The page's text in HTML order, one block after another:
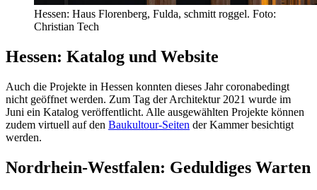
Hessen: Haus Florenberg, Fulda, schmitt roggel. Foto:
Christian Tech
Hessen: Katalog und Website
Auch die Projekte in Hessen konnten dieses Jahr coronabedingt
nicht geöffnet werden. Zum Tag der Architektur 2021 wurde im
Juni ein Katalog veröffentlicht. Alle ausgewählten Projekte können
zudem virtuell auf den Baukultour-Seiten der Kammer besichtigt
werden.
Nordrhein-Westfalen: Geduldiges Warten